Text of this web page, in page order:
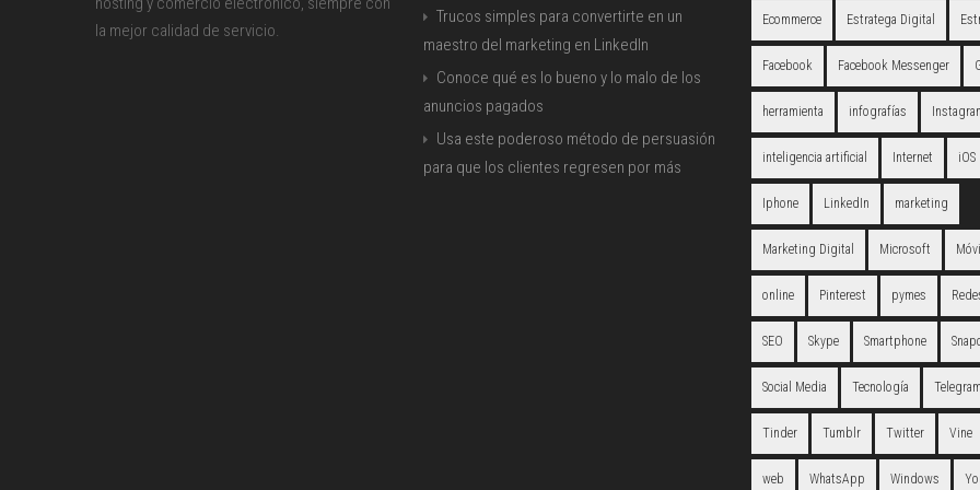
la mejor calidad de servicio.
Trucos simples para convertirte en un
maestro del marketing en LinkedIn
Conoce qué es lo bueno y lo malo de los
anuncios pagados
Usa este poderoso método de persuasión
para que los clientes regresen por más
Ecommerce Estratega Digital
Facebook Facebook Messenger
herramienta infografías
inteligencia artificial Internet iOS
Iphone LinkedIn marketing
Marketing Digital Microsoft Móvil
online Pinterest pymes
SEO Skype Smartphone
Social Media Tecnología Telegram
Tinder Tumblr Twitter Vine
web WhatsApp Windows